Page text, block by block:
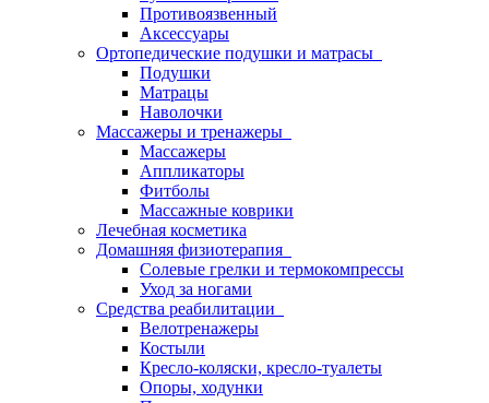
Противоязвенный
Аксессуары
Ортопедические подушки и матрасы
Подушки
Матрацы
Наволочки
Массажеры и тренажеры
Массажеры
Аппликаторы
Фитболы
Массажные коврики
Лечебная косметика
Домашняя физиотерапия
Солевые грелки и термокомпрессы
Уход за ногами
Средства реабилитации
Велотренажеры
Костыли
Кресло-коляски, кресло-туалеты
Опоры, ходунки